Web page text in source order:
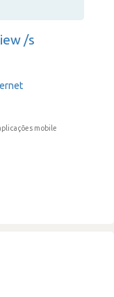
/s
mobile